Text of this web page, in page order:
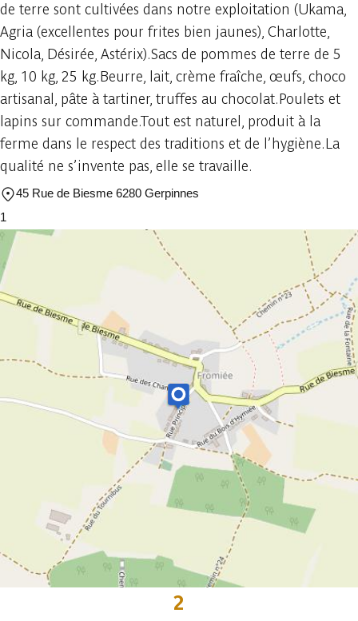
de terre sont cultivées dans notre exploitation (Ukama,
Agria (excellentes pour frites bien jaunes), Charlotte,
Nicola, Désirée, Astérix).Sacs de pommes de terre de 5
kg, 10 kg, 25 kg.Beurre, lait, crème fraîche, œufs, choco
artisanal, pâte à tartiner, truffes au chocolat.Poulets et
lapins sur commande.Tout est naturel, produit à la
ferme dans le respect des traditions et de l’hygiène.La
qualité ne s’invente pas, elle se travaille.
45 Rue de Biesme 6280 Gerpinnes
1
2